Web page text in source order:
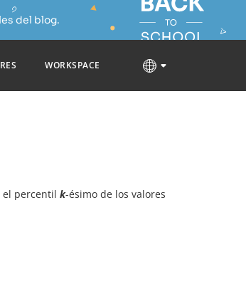
del blog.
WORKSPACE
el percentil k-ésimo de los valores